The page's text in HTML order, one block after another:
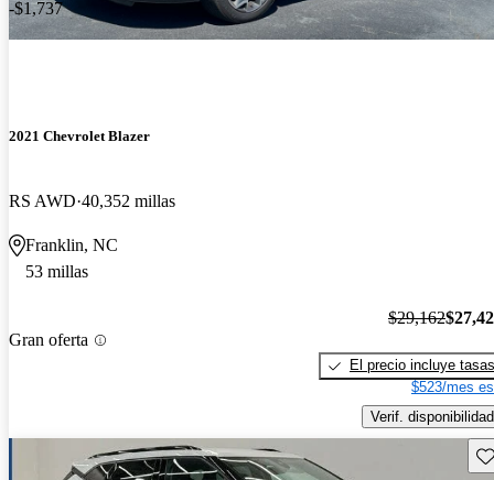
-$1,737
2021 Chevrolet Blazer
RS AWD 40,352 millas
Franklin, NC
53 millas
Gran oferta
$29,162
El precio incluye tasas
$523/mes
Verif. disponibilidad